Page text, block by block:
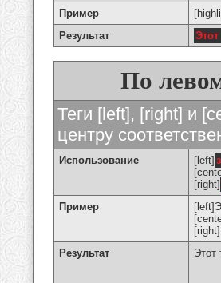
Пример
Результат
По
Теги [left], [right] и
центру
Использование [left]
[right]
Пример
Результат
Этот